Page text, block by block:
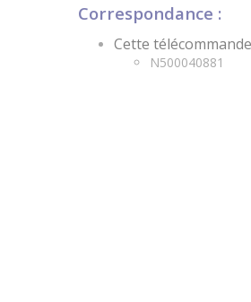
Correspondance :
Cette
N500040881